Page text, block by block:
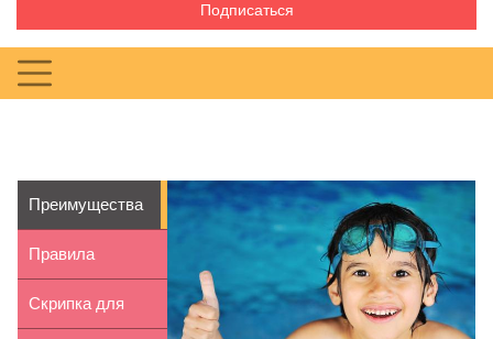
Подписаться
Преимущества
надувных
бассейнов...
Правила
безопасности
Скрипка для